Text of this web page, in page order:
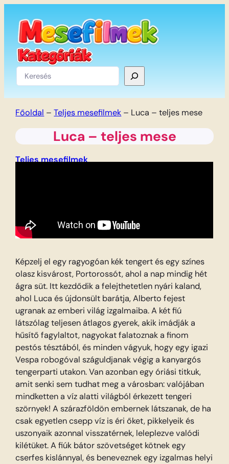
tartalomhoz
Keresés
Főoldal –Teljes mesefilmek – Luca – teljes mese
Luca – teljes mese
Teljes mesefilmek
Képzelj el egy ragyogóan kék tengert és egy színes
olasz kisvárost, Portorossót, ahol a nap mindig hét
ágra süt. Itt kezdődik a felejthetetlen nyári kaland,
ahol Luca és újdonsült barátja, Alberto fejest
ugranak az emberi világ izgalmaiba. A két fiú
látszólag teljesen átlagos gyerek, akik imádják a
hűsítő fagylaltot, nagyokat falatoznak a finom
pestós tésztából, és minden vágyuk, hogy egy igazi
Vespa robogóval száguldjanak végig a kanyargós
tengerparti utakon. Van azonban egy óriási titkuk,
amit senki sem tudhat meg a városban: valójában
mindketten a víz alatti világból érkezett tengeri
szörnyek! A szárazföldön embernek látszanak, de ha
csak egyetlen csepp víz is éri őket, pikkelyeik és
uszonyaik azonnal visszatérnek, leleplezve valódi
kilétüket. A fiúk bátor szövetséget kötnek egy
cserfes kislánnyal, és beneveznek egy izgalmas helyi